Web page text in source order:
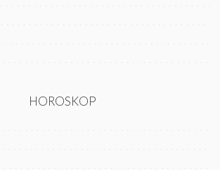
HOROSKOP